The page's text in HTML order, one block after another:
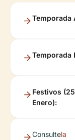
Temporada
Temporada
Festivos
Enero):
Consultela